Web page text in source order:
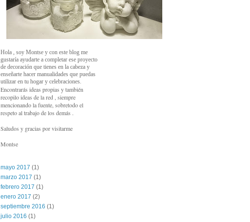
Hola , soy Montse y con este blog me
gustaría ayudarte a completar ese proyecto
de decoración que tienes en la cabeza y
enseñarte hacer manualidades que puedas
utilizar en tu hogar y celebraciones.
Encontrarás ideas propias y también
recopilo ideas de la red , siempre
mencionando la fuente, sobretodo el
respeto al trabajo de los demás .
Saludos y gracias por visitarme
Montse
mayo 2017 (1)
marzo 2017 (1)
febrero 2017 (1)
enero 2017 (2)
septiembre 2016 (1)
julio 2016 (1)